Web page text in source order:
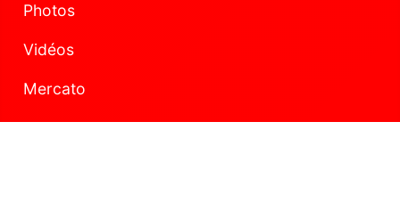
Photos
Vidéos
Mercato